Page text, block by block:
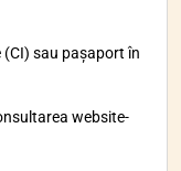
sau pașaport în
website-